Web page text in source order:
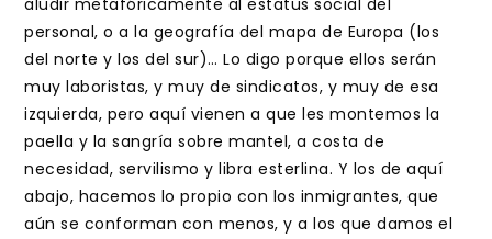
aludir metafóricamente al estatus social del
personal, o a la geografía del mapa de Europa (los
del norte y los del sur)… Lo digo porque ellos serán
muy laboristas, y muy de sindicatos, y muy de esa
izquierda, pero aquí vienen a que les montemos la
paella y la sangría sobre mantel, a costa de
necesidad, servilismo y libra esterlina. Y los de aquí
abajo, hacemos lo propio con los inmigrantes, que
aún se conforman con menos, y a los que damos el